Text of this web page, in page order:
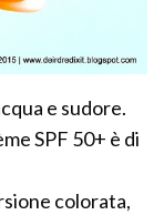
e sudore.
SPF 50+ è di
colorata,